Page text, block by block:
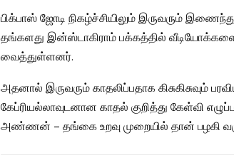
பிக்பாஸ் ஜோடி நிகழ்ச்சியிலும் இருவரும்
தங்களது இன்ஸ்டாகிராம் பக்கத்தில்
வைத்துள்ளனர்.
அதனால் இருவரும் காதலிப்பதாக கிசுகிசுவும்
கேப்ரியல்லாவுடனான காதல் குறித்து கேள்வி
அண்ணன் – தங்கை உறவு முறையில் தான் பழகி